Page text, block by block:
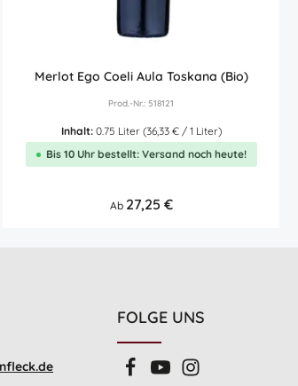
Merlot Ego Coeli Aula Toskana (Bio)
Prod.-Nr.: 518121
Inhalt: 0.75 Liter (36,33 € / 1 Liter)
Bis 10 Uhr bestellt: Versand noch heute!
Regulärer Preis:
Ab 27,25 €
FOLGE UNS